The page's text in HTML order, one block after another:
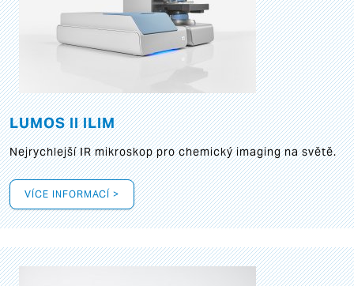
LUMOS II ILIM
Nejrychlejší IR mikroskop pro chemický imaging na světě.
VÍCE INFORMACÍ >